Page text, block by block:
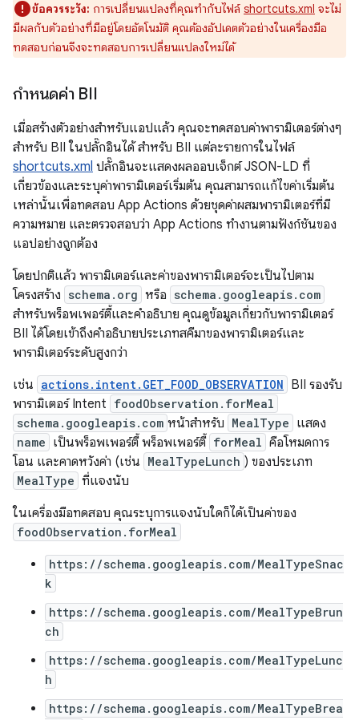
ข้อควรระวัง: การเปลี่ยนแปลงที่คุณทำกับไฟล์ shortcuts.xml จะไม่
มีผลกับตัวอย่างที่มีอยู่โดยอัตโนมัติ คุณต้องอัปเดตตัวอย่างในเครื่องมือ
ทดสอบก่อนจึงจะทดสอบการเปลี่ยนแปลงใหม่ได้
กำหนดค่า BII
เมื่อสร้างตัวอย่างสำหรับแอปแล้ว คุณจะทดสอบค่าพารามิเตอร์ต่างๆ
สำหรับ BII ในปลั๊กอินได้ สำหรับ BII แต่ละรายการในไฟล์
shortcuts.xml ปลั๊กอินจะแสดงผลออบเจ็กต์ JSON-LD ที่
เกี่ยวข้องและระบุค่าพารามิเตอร์เริ่มต้น คุณสามารถแก้ไขค่าเริ่มต้น
เหล่านั้นเพื่อทดสอบ App Actions ด้วยชุดค่าผสมพารามิเตอร์ที่มี
ความหมาย และตรวจสอบว่า App Actions ทำงานตามฟังก์ชันของ
แอปอย่างถูกต้อง
โดยปกติแล้ว พารามิเตอร์และค่าของพารามิเตอร์จะเป็นไปตาม
โครงสร้าง schema.org หรือ schema.googleapis.com
สำหรับพร็อพเพอร์ตี้และคำอธิบาย คุณดูข้อมูลเกี่ยวกับพารามิเตอร์
BII ได้โดยเข้าถึงคำอธิบายประเภทสคีมาของพารามิเตอร์และ
พารามิเตอร์ระดับสูงกว่า
เช่น actions.intent.GET_FOOD_OBSERVATION BII รองรับ
พารามิเตอร์ Intent foodObservation.forMeal
schema.googleapis.com หน้าสำหรับ MealType แสดง
name เป็นพร็อพเพอร์ตี้ พร็อพเพอร์ตี้ forMeal คือโหมดการ
โอน และคาดหวังค่า (เช่น MealTypeLunch ) ของประเภท
MealType ที่แจงนับ
ในเครื่องมือทดสอบ คุณระบุการแจงนับใดก็ได้เป็นค่าของ
foodObservation.forMeal
https://schema.googleapis.com/MealTypeSnac
k
https://schema.googleapis.com/MealTypeBrun
ch
https://schema.googleapis.com/MealTypeLunc
h
https://schema.googleapis.com/MealTypeBrea